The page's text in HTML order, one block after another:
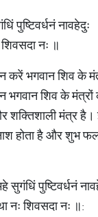
पुष्टिवर्धनं नावहेदुः
नः ॥
करें भगवान शिव के
भगवान शिव के
शक्तिशाली मंत्र
होता है और शुभ
सुगंधिं पुष्टिवर्धनं
नः शिवसदा नः ॥: